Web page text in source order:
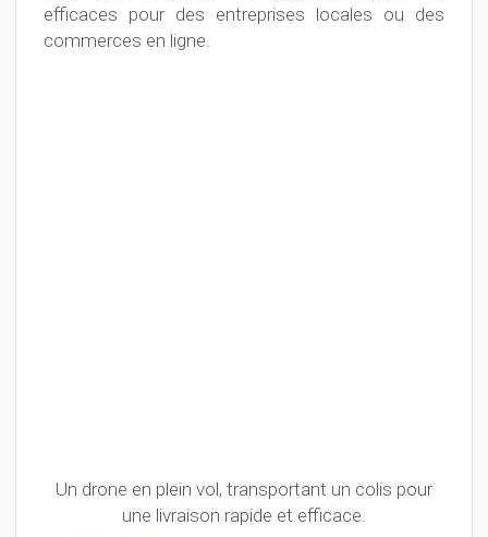
efficaces pour des entreprises locales ou des
commerces en ligne.
Un drone en plein vol, transportant un colis pour
une livraison rapide et efficace.